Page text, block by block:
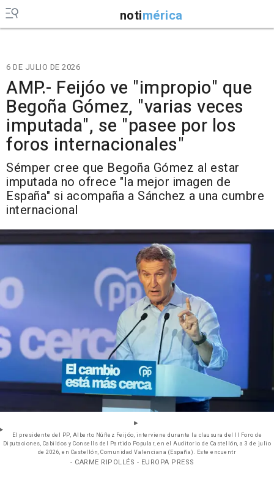
notimérica
6 DE JULIO DE 2026
AMP.- Feijóo ve "impropio" que
Begoña Gómez, "varias veces
imputada", se "pasee por los
foros internacionales"
Sémper cree que Begoña Gómez al estar
imputada no ofrece "la mejor imagen de
España" si acompaña a Sánchez a una cumbre
internacional
El presidente del PP, Alberto Núñez Feijóo, interviene durante la clausura del II Foro de
Diputaciones, Cabildos y Consells del Partido Popular, en el Auditorio de Castellón, a 3 de julio
de 2026, en Castellón, Comunidad Valenciana (España). Este encuentr
- CARME RIPOLLÉS - EUROPA PRESS